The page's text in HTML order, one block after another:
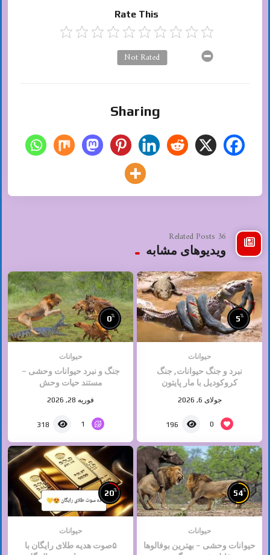
Rate This
Not Rated
Sharing
36 Related Posts
ویدیوهای مشابه
5%
حیوانات
نبرد و جنگ حیوانات, جنگ
کروکودیل با مار پایتون
جولای 6, 2026
0
196
0%
حیوانات
جنگ و نبرد حیوانات وحشی –
مستند حیات وحش
فوریه 28, 2026
1
318
54%
حیوانات
حیوانات وحشی – بهترین بوفالوها
20%
حیوانات
۵صوت هدیه طلای رایگان با